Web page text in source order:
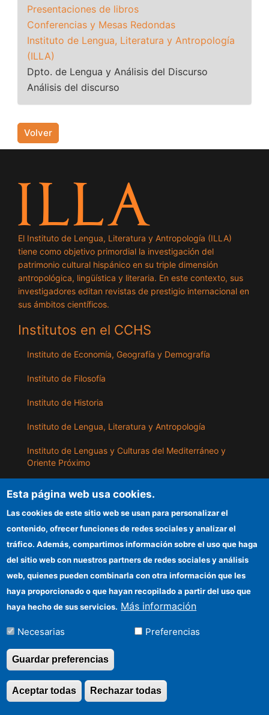
Presentaciones de libros
Conferencias y Mesas Redondas
Instituto de Lengua, Literatura y Antropología
(ILLA)
Dpto. de Lengua y Análisis del Discurso
Análisis del discurso
Volver
El Instituto de Lengua, Literatura y Antropología (ILLA)
tiene como objetivo primordial la investigación del
patrimonio cultural hispánico en su triple dimensión
antropológica, lingüística y literaria. En este contexto, sus
investigadores editan revistas de prestigio internacional en
sus ámbitos científicos.
Institutos en el CCHS
Instituto de Economía, Geografía y Demografía
Instituto de Filosofía
Instituto de Historia
Instituto de Lengua, Literatura y Antropología
Instituto de Lenguas y Culturas del Mediterráneo y
Oriente Próximo
ILLA
Información para proveedores
Organismos financiadores
Cómo llegar
©Copyright 2026 Todos los derechos
reservados
Esta página web usa cookies.
Las cookies de este sitio web se usan para personalizar el
contenido, ofrecer funciones de redes sociales y analizar el
tráfico. Además, compartimos información sobre el uso que haga
del sitio web con nuestros partners de redes sociales y análisis
web, quienes pueden combinarla con otra información que les
haya proporcionado o que hayan recopilado a partir del uso que
haya hecho de sus servicios. Más información
Necesarias Preferencias
Guardar preferencias
Rechazar todas
Aceptar todas